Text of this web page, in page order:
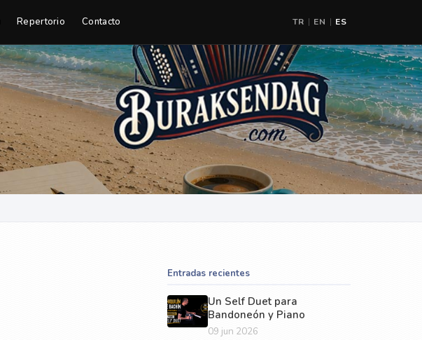
Repertorio Contacto TR EN ES
Entradas recientes
Un Self Duet para
Bandoneón y Piano
09 jun 2026